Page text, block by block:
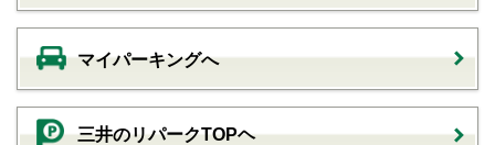
マイパーキングへ
三井のリパークTOPヘ